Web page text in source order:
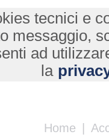
Home |
tecnici e
messaggio,
ad
la